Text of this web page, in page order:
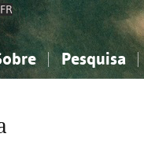
FR
Pesquisa
sociais...
sociais...